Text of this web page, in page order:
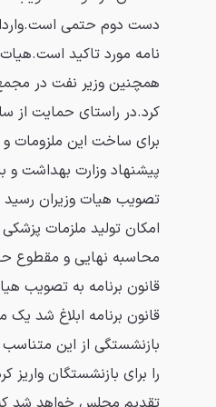
دست دوم حتمی
نامه مورد تاکید
همچنین وزیر نفت در
کرد.در راستای حمایت از
برای ساخت این ملزومات و
پیشنهاد وزارت بهداشت و
تصویب هیات وزیران
امکان تولید ملزمات
محاسبه نهایی و مقطوع
قانون برنامه به تصویب
قانون برنامه ابلاغ شد
بازنشستگی از این
را برای بازنشستگان